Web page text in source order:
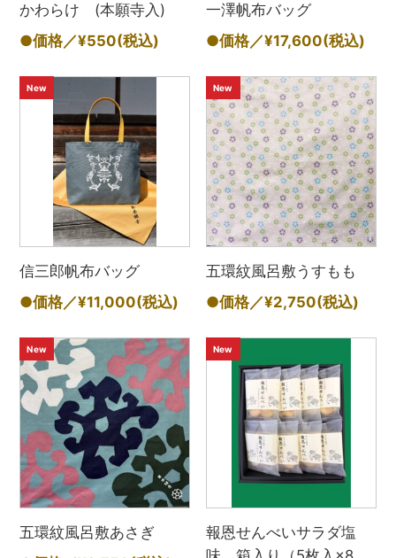
かわらけ (本願寺入)
●価格／¥550(税込)
一澤帆布バッグ
●価格／¥17,600(税込)
New
信三郎帆布バッグ
●価格／¥11,000(税込)
New
五環紋風呂敷うすもも
●価格／¥2,750(税込)
New
五環紋風呂敷あさぎ
New
報恩せんべいサラダ塩